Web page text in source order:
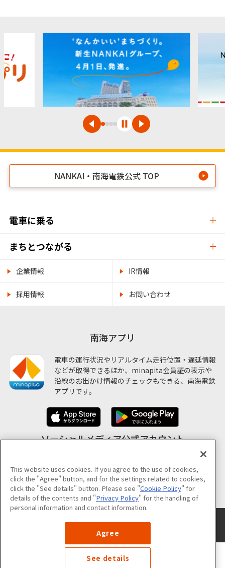
NANKAI・南海電鉄公式 TOP
電車に乗る
まちとつながる
企業情報 IR情報
採用情報 お問い合わせ
南海アプリ
電車の運行状況やリアルタイム走行位置・遅延情報
などが取得できるほか、minapita会員証の表示や
沿線のお出かけ情報のチェックもできる、南海電鉄
アプリです。
ソーシャルメディア公式アカウント
公式アカウント一覧
サイトのご利用について プライバシーポリシー
サイトマップ
©NANKAI Co.,Ltd. All Rights Reserved.
This website uses cookies. If you agree to the use of cookies,
click the "Agree" button, and for the settings related to cookies,
click the "See details" button. Please see "Cookie Policy" for
details of the contents and "Privacy Policy" for the handling of
personal information and contact information.
Agree
See details